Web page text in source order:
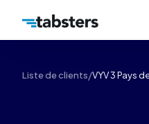
Liste de clients/VYV 3 Pays